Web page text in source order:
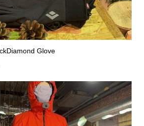
Glove